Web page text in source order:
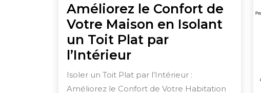
Améliorez le Confort de
Votre Maison en Isolant
un Toit Plat par
l’IntérieurAméliorez
le
Confort
Isoler un Toit Plat par l’Intérieur :
Améliorez le Confort de Votre Habitation